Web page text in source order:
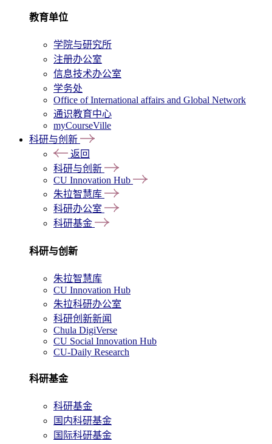
教育单位
学院与研究所
注册办公室
信息技术办公室
学务处
Office of International affairs and Global Network
通识教育中心
myCourseVille
科研与创新
返回
科研与创新
CU Innovation Hub
朱拉智慧库
科研办公室
科研基金
科研与创新
朱拉智慧库
CU Innovation Hub
朱拉科研办公室
科研创新新闻
Chula DigiVerse
CU Social Innovation Hub
CU-Daily Research
科研基金
科研基金
国内科研基金
国际科研基金